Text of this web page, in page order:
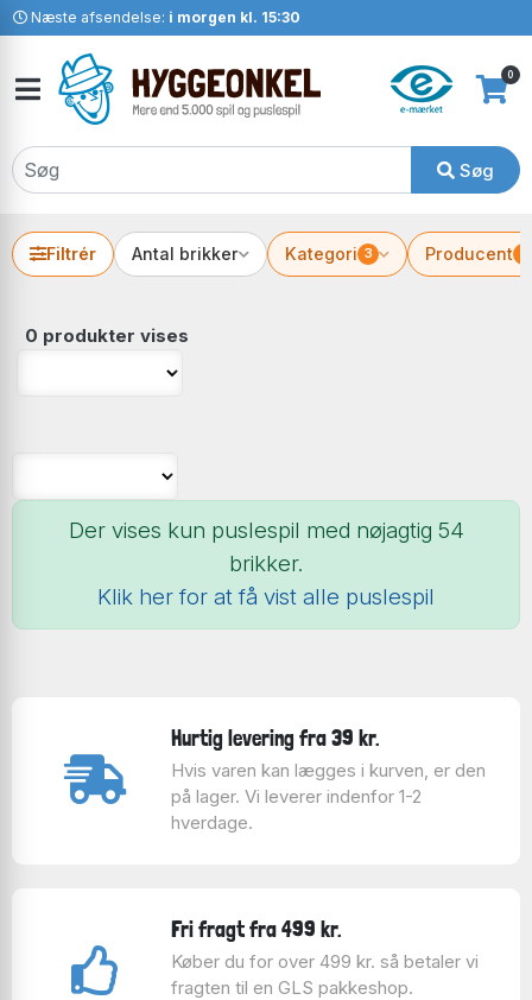
Næste afsendelse: i morgen kl. 15:30
Søg
0
Filtrér Antal brikker Kategori 3 Producent
0 produkter vises
Der vises kun puslespil med nøjagtig 54
brikker.
Klik her for at få vist alle puslespil
Hurtig levering fra 39 kr.
Hvis varen kan lægges i kurven, er den
på lager. Vi leverer indenfor 1-2
hverdage.
Fri fragt fra 499 kr.
Køber du for over 499 kr. så betaler vi
fragten til en GLS pakkeshop.